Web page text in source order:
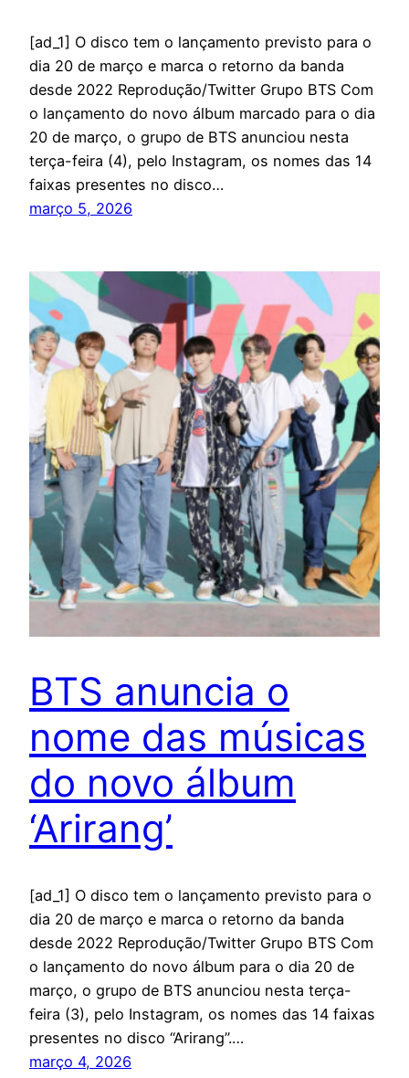
[ad_1] O disco tem o lançamento previsto para o
dia 20 de março e marca o retorno da banda
desde 2022 Reprodução/Twitter Grupo BTS Com
o lançamento do novo álbum marcado para o dia
20 de março, o grupo de BTS anunciou nesta
terça-feira (4), pelo Instagram, os nomes das 14
faixas presentes no disco…
março 5, 2026
BTS anuncia o
nome das músicas
do novo álbum
‘Arirang’
[ad_1] O disco tem o lançamento previsto para o
dia 20 de março e marca o retorno da banda
desde 2022 Reprodução/Twitter Grupo BTS Com
o lançamento do novo álbum para o dia 20 de
março, o grupo de BTS anunciou nesta terça-
feira (3), pelo Instagram, os nomes das 14 faixas
presentes no disco “Arirang”.…
março 4, 2026